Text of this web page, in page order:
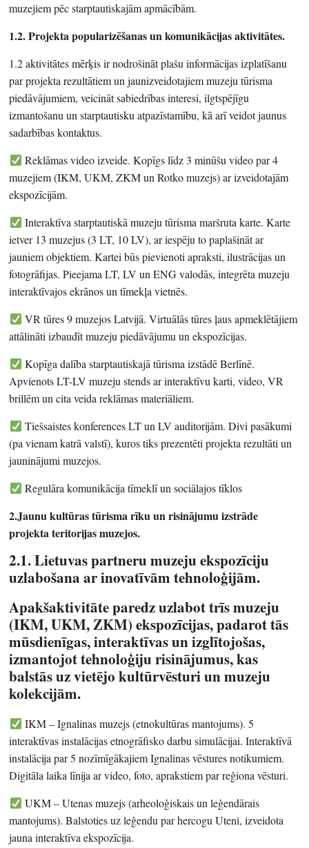
muzejiem pēc starptautiskajām apmācībām.
1.2. Projekta popularizēšanas un komunikācijas aktivitātes.
1.2 aktivitātes mērķis ir nodrošināt plašu informācijas izplatīšanu
par projekta rezultātiem un jaunizveidotajiem muzeju tūrisma
piedāvājumiem, veicināt sabiedrības interesi, ilgtspējīgu
izmantošanu un starptautisku atpazīstamību, kā arī veidot jaunus
sadarbības kontaktus.
Reklāmas video izveide. Kopīgs līdz 3 minūšu video par 4
muzejiem (IKM, UKM, ZKM un Rotko muzejs) ar izveidotajām
ekspozīcijām.
Interaktīva starptautiskā muzeju tūrisma maršruta karte. Karte
ietver 13 muzejus (3 LT, 10 LV), ar iespēju to paplašināt ar
jauniem objektiem. Kartei būs pievienoti apraksti, ilustrācijas un
fotogrāfijas. Pieejama LT, LV un ENG valodās, integrēta muzeju
interaktīvajos ekrānos un tīmekļa vietnēs.
VR tūres 9 muzejos Latvijā. Virtuālās tūres ļaus apmeklētājiem
attālināti izbaudīt muzeju piedāvājumu un ekspozīcijas.
Kopīga dalība starptautiskajā tūrisma izstādē Berlīnē.
Apvienots LT-LV muzeju stends ar interaktīvu karti, video, VR
brillēm un cita veida reklāmas materiāliem.
Tiešsaistes konferences LT un LV auditorijām. Divi pasākumi
(pa vienam katrā valstī), kuros tiks prezentēti projekta rezultāti un
jauninājumi muzejos.
Regulāra komunikācija tīmeklī un sociālajos tīklos
2.Jaunu kultūras tūrisma rīku un risinājumu izstrāde
projekta teritorijas muzejos.
2.1. Lietuvas partneru muzeju ekspozīciju
uzlabošana ar inovatīvām tehnoloģijām.
Apakšaktivitāte paredz uzlabot trīs muzeju
(IKM, UKM, ZKM) ekspozīcijas, padarot tās
mūsdienīgas, interaktīvas un izglītojošas,
izmantojot tehnoloģiju risinājumus, kas
balstās uz vietējo kultūrvēsturi un muzeju
kolekcijām.
IKM – Ignalinas muzejs (etnokultūras mantojums). 5
interaktīvas instalācijas etnogrāfisko darbu simulācijai. Interaktīvā
instalācija par 5 nozīmīgākajiem Ignalinas vēstures notikumiem.
Digitāla laika līnija ar video, foto, aprakstiem par reģiona vēsturi.
UKM – Utenas muzejs (arheoloģiskais un leģendārais
mantojums). Balstoties uz leģendu par hercogu Uteni, izveidota
jauna interaktīva ekspozīcija.